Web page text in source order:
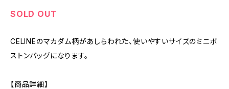
SOLD OUT
CELINEのマカダム柄があしらわれた、使いやすいサイズのミニボ
ストンバッグになります。
【商品詳細】